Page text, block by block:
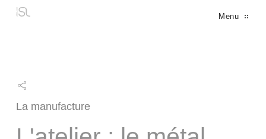
MÉTALLERIE FINE
DÉCORATION
FERRONNERIE D'ART
MENUISERIES BRONZE
Menu
La manufacture